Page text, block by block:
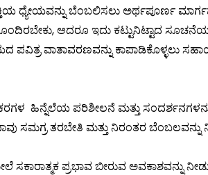
ಧ್ಯೇಯವನ್ನು ಬೆಂಬಲಿಸಲು ಅರ್ಥಪೂರ್ಣ
ಆದರೂ ಇದು ಕಟ್ಟುನಿಟ್ಟಾದ
ವಾತಾವರಣವನ್ನು ಕಾಪಾಡಿಕೊಳ್ಳಲು
ಹಿನ್ನೆಲೆಯ ಪರಿಶೀಲನೆ ಮತ್ತು
ಸಮಗ್ರ ತರಬೇತಿ ಮತ್ತು ನಿರಂತರ ಬೆಂಬಲವನ್ನು
ಪ್ರಭಾವ ಬೀರುವ ಅವಕಾಶವನ್ನು